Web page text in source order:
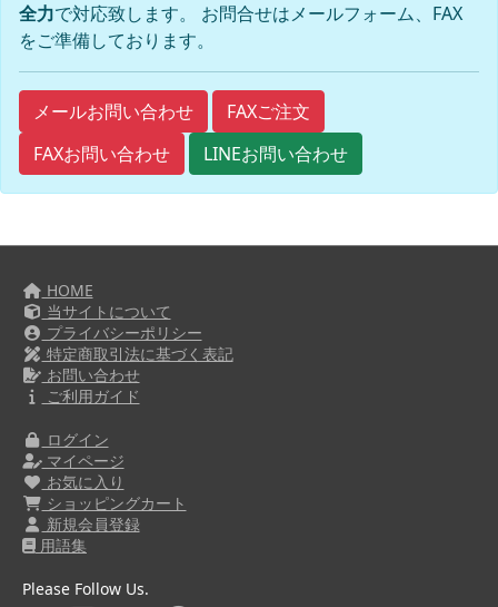
全力で対応致します。 お問合せはメールフォーム、FAX
をご準備しております。
メールお問い合わせ
FAXご注文
FAXお問い合わせ
LINEお問い合わせ
HOME
当サイトについて
プライバシーポリシー
特定商取引法に基づく表記
お問い合わせ
ご利用ガイド
ログイン
マイページ
お気に入り
ショッピングカート
新規会員登録
用語集
Please Follow Us.